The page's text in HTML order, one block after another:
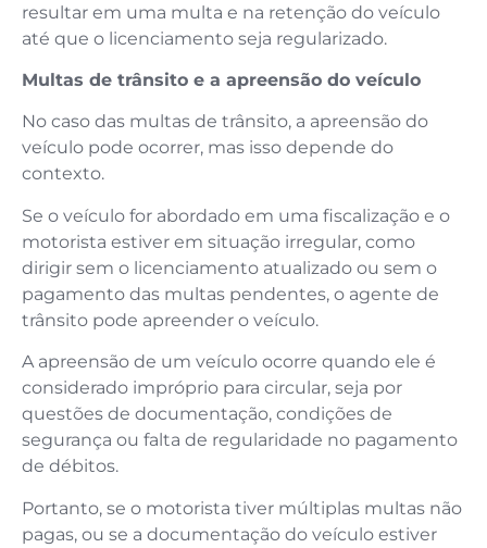
resultar em uma multa e na retenção do veículo
até que o licenciamento seja regularizado.
Multas de trânsito e a apreensão do veículo
No caso das multas de trânsito, a apreensão do
veículo pode ocorrer, mas isso depende do
contexto.
Se o veículo for abordado em uma fiscalização e o
motorista estiver em situação irregular, como
dirigir sem o licenciamento atualizado ou sem o
pagamento das multas pendentes, o agente de
trânsito pode apreender o veículo.
A apreensão de um veículo ocorre quando ele é
considerado impróprio para circular, seja por
questões de documentação, condições de
segurança ou falta de regularidade no pagamento
de débitos.
Portanto, se o motorista tiver múltiplas multas não
pagas, ou se a documentação do veículo estiver